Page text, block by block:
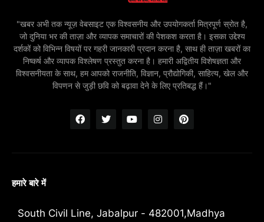
"खबर अभी तक न्यूज़ वेबसाइट एक विश्वसनीय और उपयोगकर्ता मित्रपूर्ण स्रोत है,
जो दुनिया भर की ताज़ा और व्यापक समाचारों की पेशकश करता है। इसका उद्देश्य
दर्शकों को विभिन्न विषयों पर गहरी जानकारी प्रदान करना है, साथ ही ताज़ा खबरों का
निष्कर्ष और व्यापक विश्लेषण प्रस्तुत करना है। हमारी अद्वितीय विशेषज्ञता और
विश्वसनीयता के साथ, हम आपको राजनीति, विज्ञान, प्रौद्योगिकी, साहित्य, खेल और
विपणन से जुड़ी छवि को बढ़ावा देने के लिए प्रतिबद्ध हैं।"
हमारे बारे में
South Civil Line, Jabalpur - 482001,Madhya